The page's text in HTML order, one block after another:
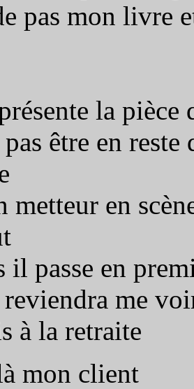
pas mon livre
la pièce
pas être en
metteur en
il passe en
me
à la retraite
mon client